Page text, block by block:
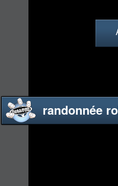
randonnée